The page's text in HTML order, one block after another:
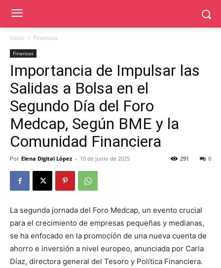
Inicio Finanzas
Finanzas
Importancia de Impulsar las
Salidas a Bolsa en el
Segundo Día del Foro
Medcap, Según BME y la
Comunidad Financiera
Por Elena Digital López - 10 de junio de 2025 0
291
La segunda jornada del Foro Medcap, un evento crucial
para el crecimiento de empresas pequeñas y medianas,
se ha enfocado en la promoción de una nueva cuenta de
ahorro e inversión a nivel europeo, anunciada por Carla
Díaz, directora general del Tesoro y Política Financiera.